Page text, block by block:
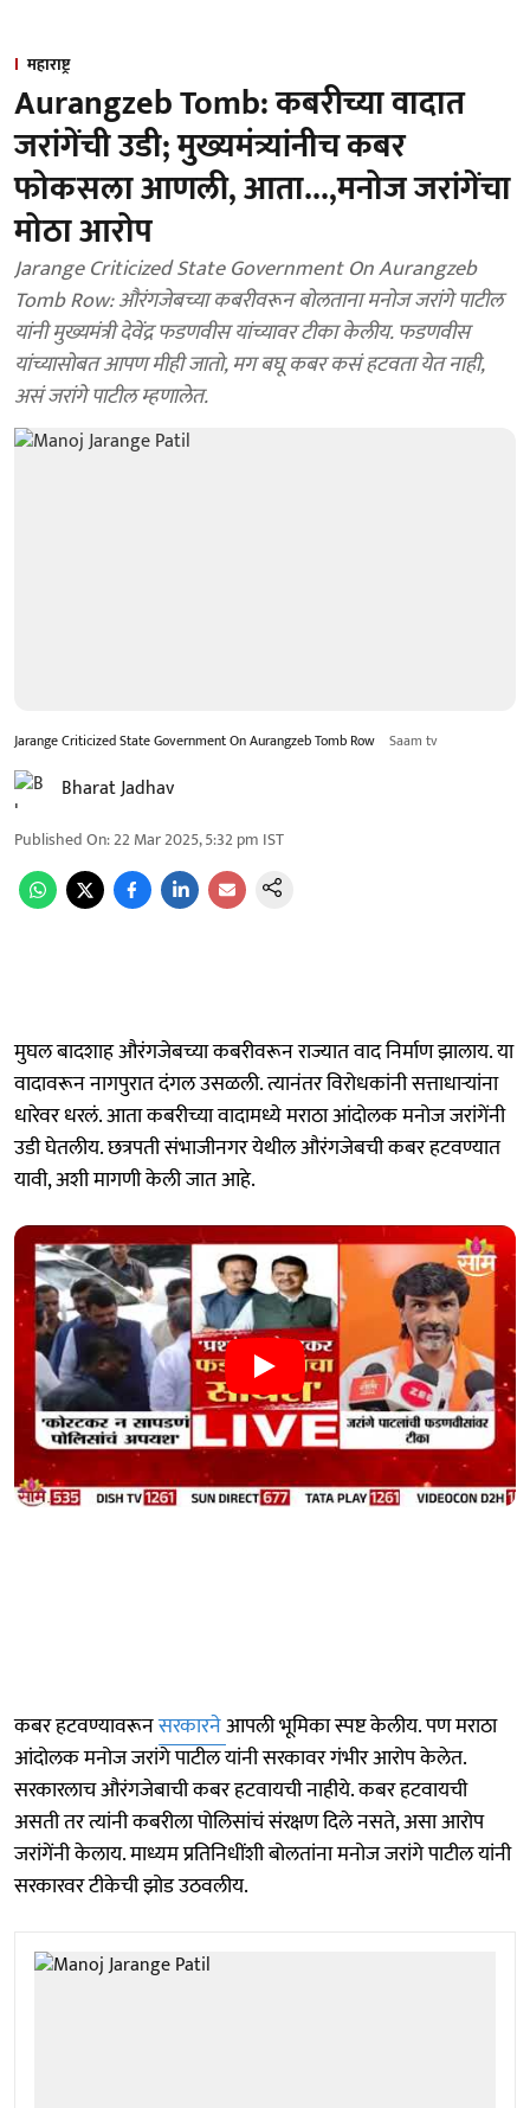
महाराष्ट्र
Aurangzeb Tomb: कबरीच्या वादात
जरांगेंची उडी; मुख्यमंत्र्यांनीच कबर
फोकसला आणली, आता...,मनोज जरांगेंचा
मोठा आरोप
Jarange Criticized State Government On Aurangzeb
Tomb Row: औरंगजेबच्या कबरीवरून बोलताना मनोज जरांगे पाटील
यांनी मुख्यमंत्री देवेंद्र फडणवीस यांच्यावर टीका केलीय. फडणवीस
यांच्यासोबत आपण मीही जातो, मग बघू कबर कसं हटवता येत नाही,
असं जरांगे पाटील म्हणालेत.
Jarange Criticized State Government On Aurangzeb Tomb Row Saam tv
Bharat Jadhav
Published On:22 Mar 2025, 5:32 pm IST
मुघल बादशाह औरंगजेबच्या कबरीवरून राज्यात वाद निर्माण झालाय. या
वादावरून नागपुरात दंगल उसळली. त्यानंतर विरोधकांनी सत्ताधाऱ्यांना
धारेवर धरलं. आता कबरीच्या वादामध्ये मराठा आंदोलक मनोज जरांगेंनी
उडी घेतलीय. छत्रपती संभाजीनगर येथील औरंगजेबची कबर हटवण्यात
यावी, अशी मागणी केली जात आहे.
कबर हटवण्यावरूनसरकारनेआपली भूमिका स्पष्ट केलीय. पण मराठा
आंदोलक मनोज जरांगे पाटील यांनी सरकावर गंभीर आरोप केलेत.
सरकारलाच औरंगजेबाची कबर हटवायची नाहीये. कबर हटवायची
असती तर त्यांनी कबरीला पोलिसांचं संरक्षण दिले नसते, असा आरोप
जरांगेंनी केलाय. माध्यम प्रतिनिधींशी बोलतांना मनोज जरांगे पाटील यांनी
सरकारवर टीकेची झोड उठवलीय.